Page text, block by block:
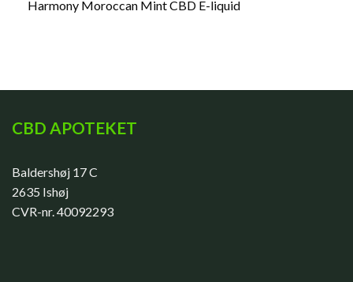
Harmony Moroccan Mint CBD E-liquid
CBD APOTEKET
Baldershøj 17 C
2635 Ishøj
CVR-nr. 40092293